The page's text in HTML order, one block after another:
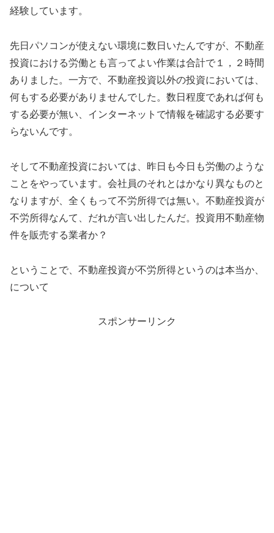
経験しています。
先日パソコンが使えない環境に数日いたんですが、不動産
投資における労働とも言ってよい作業は合計で１，２時間
ありました。一方で、不動産投資以外の投資においては、
何もする必要がありませんでした。数日程度であれば何も
する必要が無い、インターネットで情報を確認する必要す
らないんです。
そして不動産投資においては、昨日も今日も労働のような
ことをやっています。会社員のそれとはかなり異なものと
なりますが、全くもって不労所得では無い。不動産投資が
不労所得なんて、だれが言い出したんだ。投資用不動産物
件を販売する業者か？
ということで、不動産投資が不労所得というのは本当か、
について
スポンサーリンク